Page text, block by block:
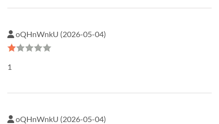
oQHnWnkU (2026-05-04)
1
oQHnWnkU (2026-05-04)